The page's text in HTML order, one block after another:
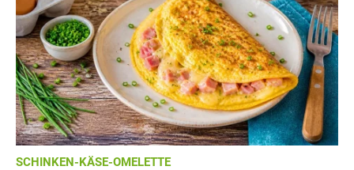
SCHINKEN-KÄSE-OMELETTE